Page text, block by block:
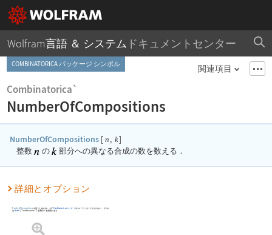
Wolfram言語 ＆ システム ドキュメントセンター
COMBINATORICA パッケージ シンボル 関連項目
Combinatorica`
NumberOfCompositions
NumberOfCompositions [ n , k]
整数 の 部分への異なる合成の数を数える．
詳細とオプション
NumberOfCompositions を使うためには，まず Combinatorica パッケージ をロードしなくてはならない．それに
は Needs [ "Combinatorica`"] を実行する必要がある．